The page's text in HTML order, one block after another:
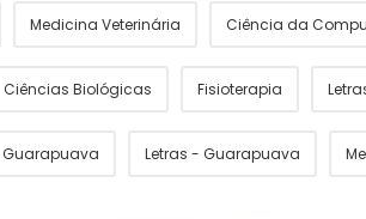
Medicina Veterinária Ciência da
Ciências Biológicas Fisioterapia
Letras - Guarapuava